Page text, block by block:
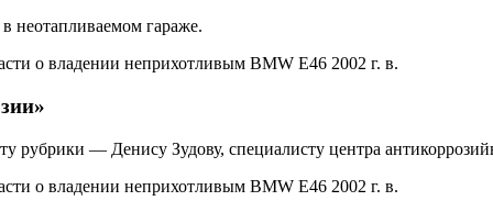
неотапливаемом гараже.
рубрики — Денису Зудову, специалисту центра